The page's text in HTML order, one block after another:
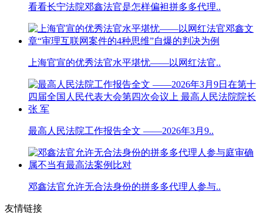
看看长宁法院邓鑫法官是怎样偏袒拼多多代理..
上海官宣的优秀法官水平堪忧——以网红法官..
最高人民法院工作报告全文 ——2026年3月9..
邓鑫法官允许无合法身份的拼多多代理人参与..
友情链接